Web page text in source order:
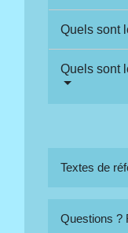
Quels sont
Quels sont
Textes de
Questions ?